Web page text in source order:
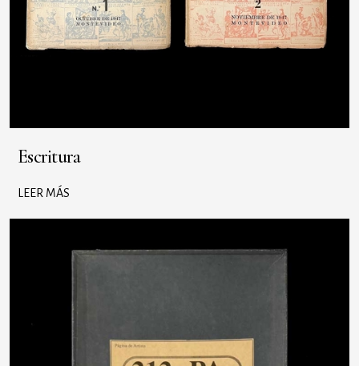
Escritura
LEER MÁS